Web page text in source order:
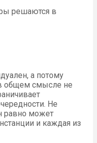
решаются в
а потому
общем смысле не
Не
равно может
и каждая из